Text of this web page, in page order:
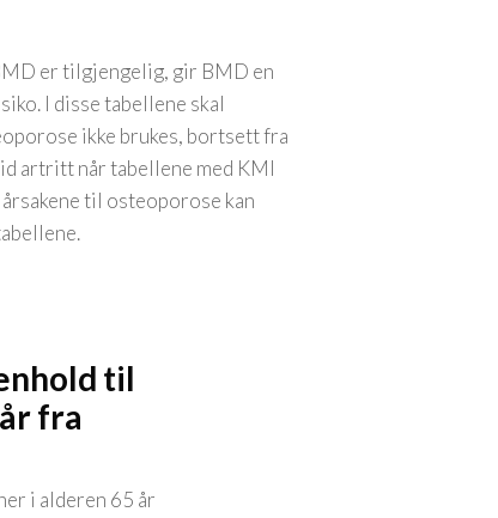
er tilgjengelig, gir BMD en
I disse tabellene skal
ikke brukes, bortsett fra
artritt når tabellene med KMI
til osteoporose kan
til
fra
i alderen 65 år